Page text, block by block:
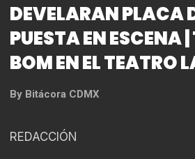
DEVELARAN PLACA
PUESTA EN ESCENA
BOM EN EL TEATRO
By Bitácora CDMX
REDACCIÓN